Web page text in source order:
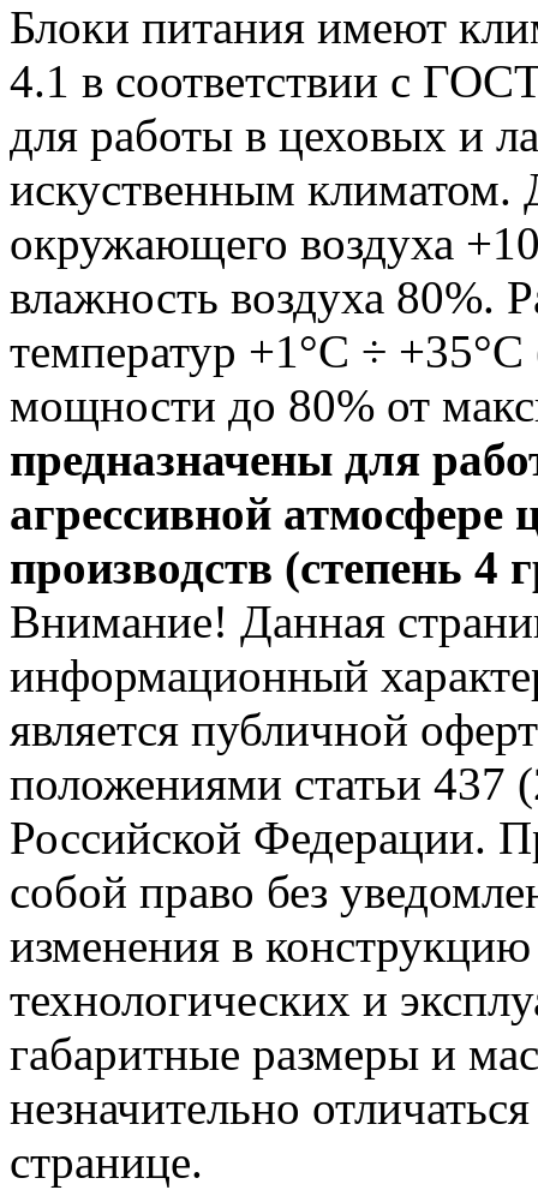
Блоки питания имеют
4.1 в соответствии с
для работы в цеховых и
искуственным климатом.
окружающего воздуха
влажность воздуха 80%.
температур +1°С ÷
мощности до 80% от
предназначены для
агрессивной атмосфере
производств (степень
Внимание! Данная
информационный
является публичной
положениями статьи 437
Российской Федерации.
собой право без
изменения в
технологических и
габаритные размеры и
незначительно
странице.